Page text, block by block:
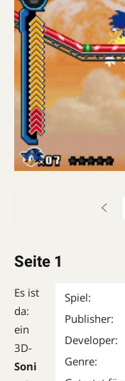
Seite 1
Spiel:
Publisher:
Developer:
Genre:
Es ist
da:
ein
3D-
Soni